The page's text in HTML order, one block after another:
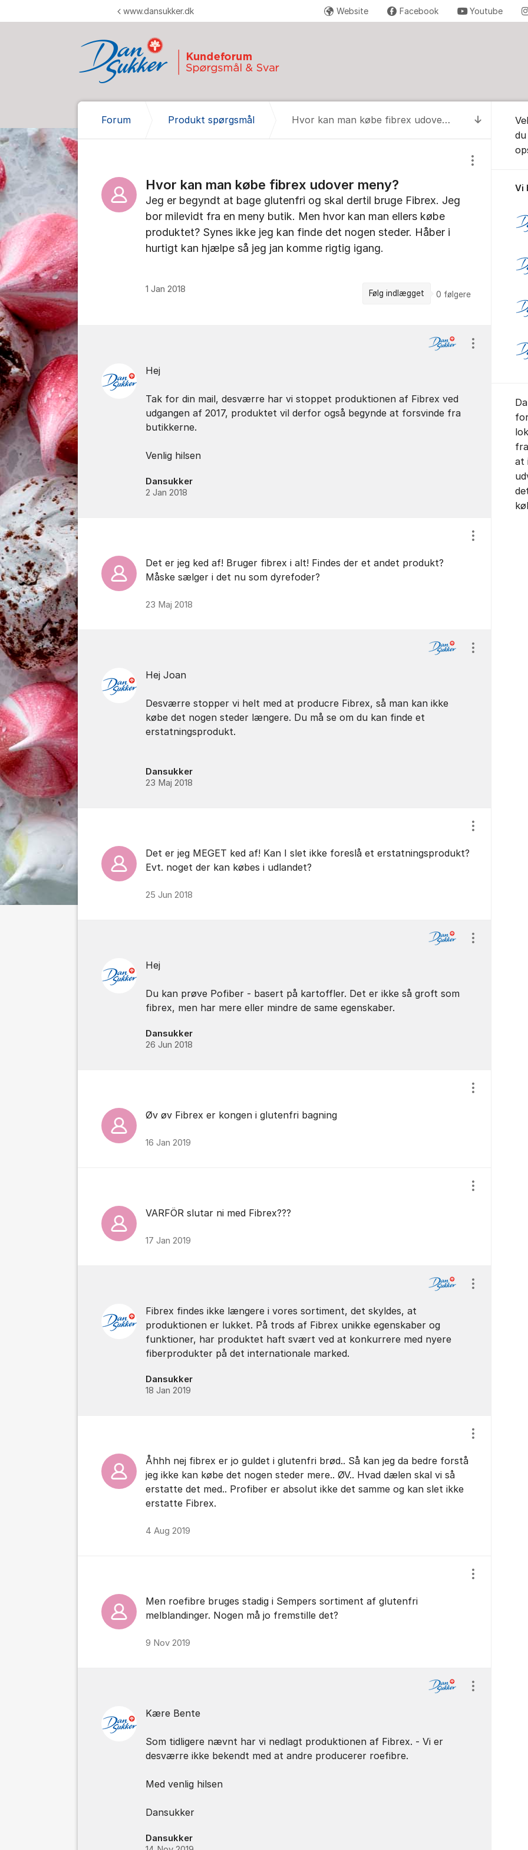
www.dansukker.dk Website Facebook Youtube
Til
Forum Produkt spørgsmål Hvor kan man købe fibrex udover meny?
Hvor kan man købe fibrex udover meny?
Vis/skjul
Jeg er begyndt at bage glutenfri og skal dertil bruge Fibrex. Jeg
bor milevidt fra en meny butik. Men hvor kan man ellers købe
produktet? Synes ikke jeg kan finde det nogen steder. Håber i
hurtigt kan hjælpe så jeg jan komme rigtig igang.
1 Jan 2018 Følg indlægget 0 følgere
Hej
Tak for din mail, desværre har vi stoppet produktionen af Fibrex ved
udgangen af 2017, produktet vil derfor også begynde at forsvinde fra
butikkerne.
Venlig hilsen
Dansukker
2 Jan 2018
Vis/skjul
Det er jeg ked af! Bruger fibrex i alt! Findes der et andet produkt?
Måske sælger i det nu som dyrefoder?
23 Maj 2018
Vis/skjul
Hej Joan
Desværre stopper vi helt med at producre Fibrex, så man kan ikke
købe det nogen steder længere. Du må se om du kan finde et
erstatningsprodukt.
Dansukker
23 Maj 2018
Vis/skjul
Det er jeg MEGET ked af! Kan I slet ikke foreslå et erstatningsprodukt?
Evt. noget der kan købes i udlandet?
25 Jun 2018
Vis/skjul
Hej
Du kan prøve Pofiber - basert på kartoffler. Det er ikke så groft som
fibrex, men har mere eller mindre de same egenskaber.
Dansukker
26 Jun 2018
Vis/skjul
Øv øv Fibrex er kongen i glutenfri bagning
16 Jan 2019
Vis/skjul
VARFÖR slutar ni med Fibrex???
17 Jan 2019
Vis/skjul
Fibrex findes ikke længere i vores sortiment, det skyldes, at
produktionen er lukket. På trods af Fibrex unikke egenskaber og
funktioner, har produktet haft svært ved at konkurrere med nyere
fiberprodukter på det internationale marked.
Dansukker
18 Jan 2019
Vis/skjul
Åhhh nej fibrex er jo guldet i glutenfri brød.. Så kan jeg da bedre forstå
jeg ikke kan købe det nogen steder mere.. ØV.. Hvad dælen skal vi så
erstatte det med.. Profiber er absolut ikke det samme og kan slet ikke
erstatte Fibrex.
4 Aug 2019
Vis/skjul
Men roefibre bruges stadig i Sempers sortiment af glutenfri
melblandinger. Nogen må jo fremstille det?
9 Nov 2019
Vis/skjul
Kære Bente
Som tidligere nævnt har vi nedlagt produktionen af Fibrex. - Vi er
desværre ikke bekendt med at andre producerer roefibre.
Med venlig hilsen
Dansukker
Dansukker
Vis/skjul
Vi
at